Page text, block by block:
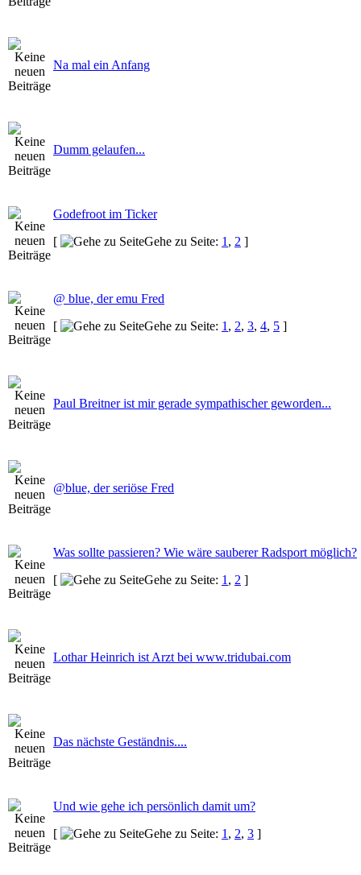
Na mal ein Anfang
Dumm gelaufen...
Godefroot im Ticker
[
Gehe zu Seite: 1 , 2 ]
@ blue, der emu Fred
[
Gehe zu Seite: 1 , 2, 3, 4, 5 ]
Paul Breitner ist mir gerade sympathischer geworden...
@blue, der seriöse Fred
Was sollte passieren? Wie wäre sauberer Radsport möglich?
[
Gehe zu Seite: 1 , 2 ]
Lothar Heinrich ist Arzt bei www.tridubai.com
Das nächste Geständnis....
Und wie gehe ich persönlich damit um?
[
Gehe zu Seite: 1 , 2, 3 ]